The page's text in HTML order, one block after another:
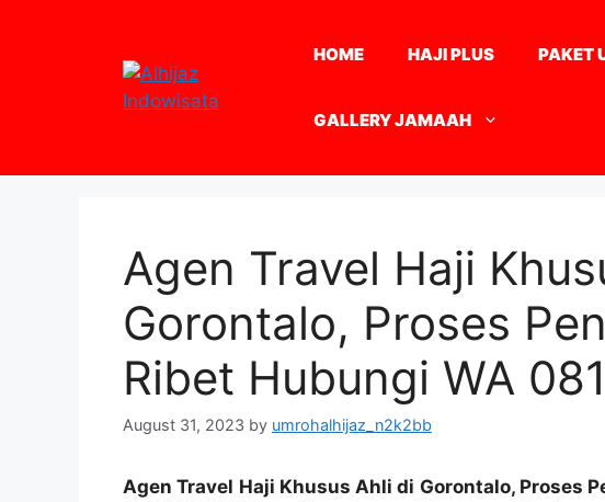
HOME HAJI PLUS PAKET
GALLERY JAMAAH
Agen Travel Haji
Gorontalo, Proses
Ribet Hubungi WA
August 31, 2023 by umrohalhijaz_n2k2bb
Agen Travel Haji Khusus Ahli di Gorontalo, Proses